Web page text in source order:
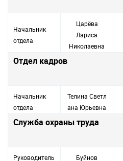
Начальник
отдела
Царёва
Лариса
Николаевна
Отдел кадров
Начальник
отдела
Телина Светл
ана Юрьевна
Служба охраны труда
Руководитель
Буйнов